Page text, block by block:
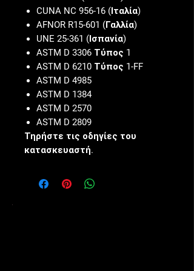
CUNA NC 956-16 (Ιταλία)
AFNOR R15-601 (Γαλλία)
UNE 25-361 (Ισπανία)
ASTM D 3306 Τύπος 1
ASTM D 6210 Τύπος 1-FF
ASTM D 4985
ASTM D 1384
ASTM D 2570
ASTM D 2809
Τηρήστε τις οδηγίες του
κατασκευαστή.